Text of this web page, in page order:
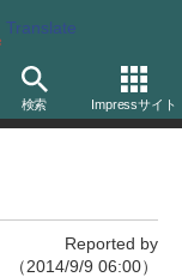
Translate
検索 Impressサイト
Reported by
（2014/9/9 06:00）